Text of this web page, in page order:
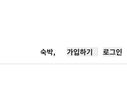
숙박, 새 탭 열림
가입하기 로그인